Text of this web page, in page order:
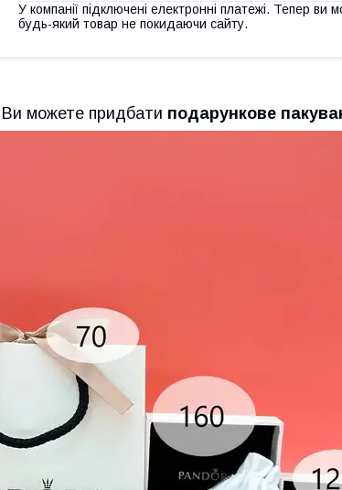
У компанії підключені електронні платежі. Тепер ви
будь-який товар не покидаючи сайту.
можете придбати подарункове